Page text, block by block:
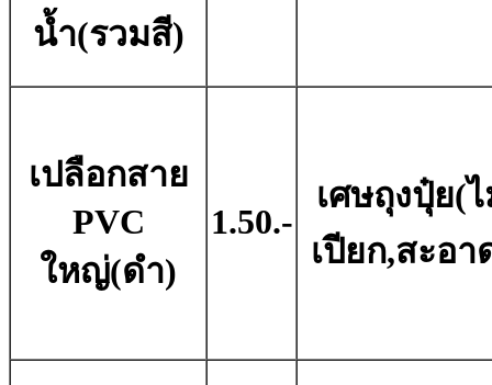
น้ำ(รวมสี)
เปลือกสาย
PVC
ใหญ่(ดำ)
1.50.-
เศษถุงปุ๋ย(
เปียก,สะอา